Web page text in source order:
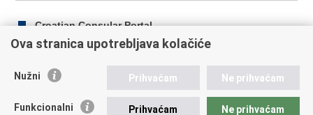
Croatian Consular Portal
this
on
on
Ova stranica upotrebljava kolačiće
Nužni Prihvaćam Ne prihvaćam
Funkcionalni Prihvaćam Ne prihvaćam